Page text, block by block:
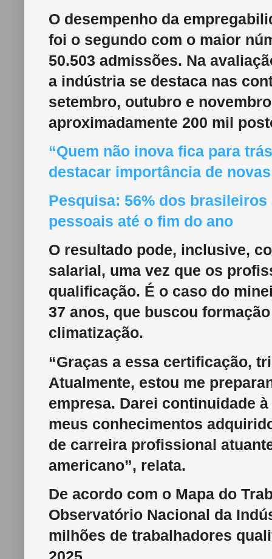
O desempenho da
foi o segundo com o maior
50.503 admissões. Na
a indústria se destaca nas
setembro, outubro e
aproximadamente 200 mil
“Quem não inova fica para
destacar importância de
Pesquisa: 56% dos
pessoais até o fim do ano
O resultado pode, inclusive,
salarial, uma vez que os
qualificação. É o caso do
37 anos, que buscou
climatização.
“Graças a essa certificação,
Atualmente, estou me
empresa. Darei continuidade
meus conhecimentos
de carreira profissional
americano”, relata.
De acordo com o Mapa do
Observatório Nacional da
milhões de trabalhadores